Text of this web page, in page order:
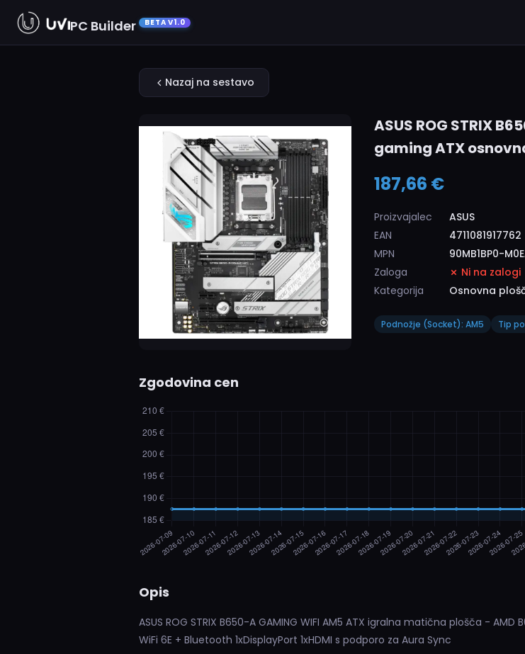
PC Builder BETA V1.0
Nazaj na sestavo
ASUS ROG STRIX
gaming ATX
187,66 €
Proizvajalec
ASUS
EAN
4711081917762
MPN
90MB1BP0-
Zaloga
Ni na zalogi
Kategorija
Osnovna
Podnožje (Socket): AM5 Tip
Zgodovina cen
Opis
ASUS ROG STRIX B650-A GAMING WIFI AM5 ATX igralna matična plošča - AMD
WiFi 6E + Bluetooth 1xDisplayPort 1xHDMI s podporo za Aura Sync